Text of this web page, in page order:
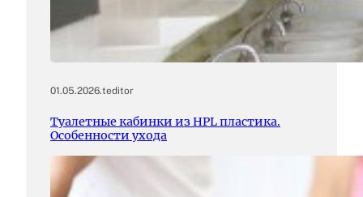
01.05.2026.teditor
Туалетные кабинки из HPL пластика.
Особенности ухода